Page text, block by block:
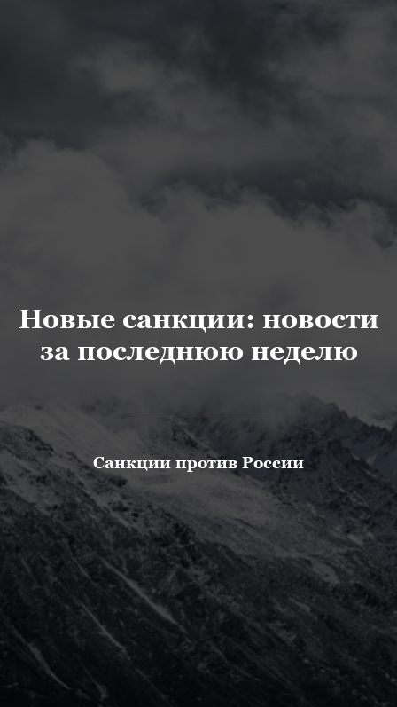
Новые санкции: новости
за последнюю неделю
Санкции против России